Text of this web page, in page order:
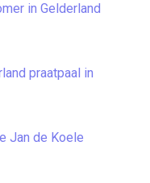
in Gelderland
praatpaal in
Jan de Koele